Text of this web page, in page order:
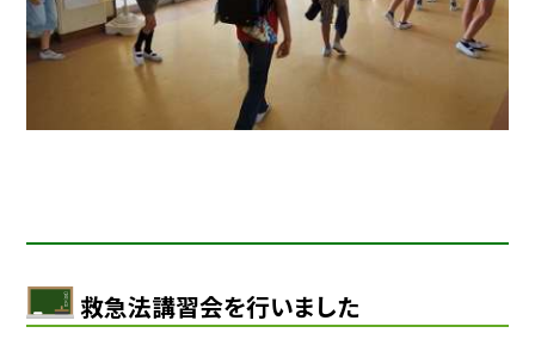
救急法講習会を行いました